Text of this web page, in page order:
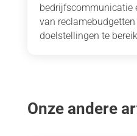
bedrijfscommunicatie
van
doelstellingen te
Onze andere